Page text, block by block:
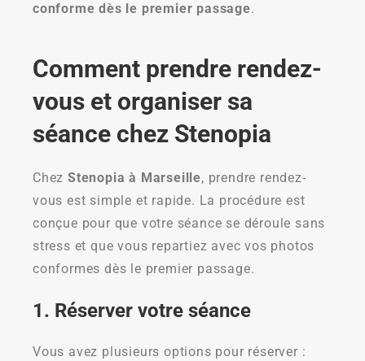
conforme dès le premier passage.
Comment prendre rendez-
vous et organiser sa
séance chez Stenopia
Chez Stenopia à Marseille, prendre rendez-
vous est simple et rapide. La procédure est
conçue pour que votre séance se déroule sans
stress et que vous repartiez avec vos photos
conformes dès le premier passage.
1. Réserver votre séance
Vous avez plusieurs options pour réserver :